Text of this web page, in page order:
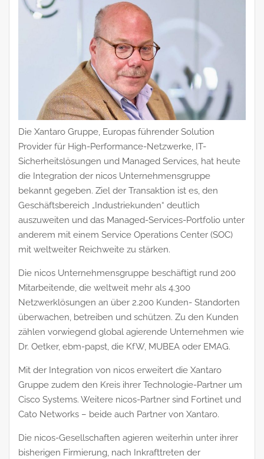
Die Xantaro Gruppe, Europas führender Solution
Provider für High-Performance-Netzwerke, IT-
Sicherheitslösungen und Managed Services, hat heute
die Integration der nicos Unternehmensgruppe
bekannt gegeben. Ziel der Transaktion ist es, den
Geschäftsbereich „Industriekunden“ deutlich
auszuweiten und das Managed-Services-Portfolio unter
anderem mit einem Service Operations Center (SOC)
mit weltweiter Reichweite zu stärken.
Die nicos Unternehmensgruppe beschäftigt rund 200
Mitarbeitende, die weltweit mehr als 4.300
Netzwerklösungen an über 2.200 Kunden- Standorten
überwachen, betreiben und schützen. Zu den Kunden
zählen vorwiegend global agierende Unternehmen wie
Dr. Oetker, ebm-papst, die KfW, MUBEA oder EMAG.
Mit der Integration von nicos erweitert die Xantaro
Gruppe zudem den Kreis ihrer Technologie-Partner um
Cisco Systems. Weitere nicos-Partner sind Fortinet und
Cato Networks – beide auch Partner von Xantaro.
Die nicos-Gesellschaften agieren weiterhin unter ihrer
bisherigen Firmierung, nach Inkrafttreten der